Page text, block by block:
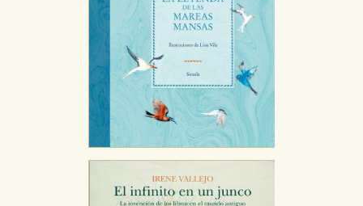
GUARDAR CONFIGURACIÓN
Puede consultar nuestra política de cookies